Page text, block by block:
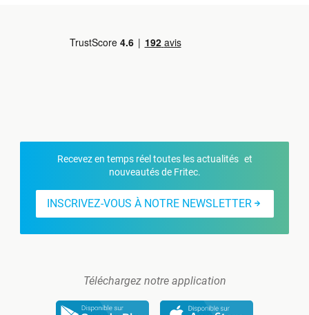
Recevez en temps réel toutes les actualités et
nouveautés de Fritec.
INSCRIVEZ-VOUS À NOTRE NEWSLETTER
Téléchargez notre application